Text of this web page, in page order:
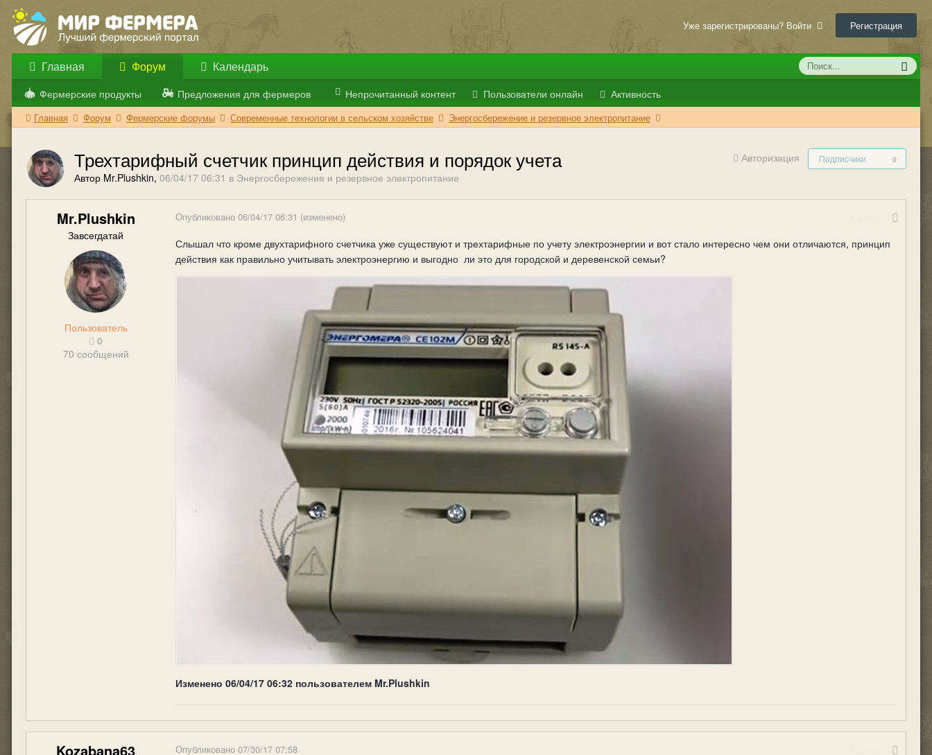
Уже зарегистрированы? Войти Регистрация
Главная Форум
Фермерские продукты Предложения для фермеров Непрочитанный контент Пользователи онлайн Активность
Календарь
Главная Форум Фермерские форумы Современные технологии в сельском хозяйстве Энергосбережение и резервное электропитание
Авторизация Подписчики 0
Трехтарифный счетчик принцип действия и порядок учета
Автор Mr.Plushkin, 06/04/17 06:31 в Энергосбережение и резервное электропитание
Mr.Plushkin
Завсегдатай
Пользователь
0
70 сообщений
Опубликовано 06/04/17 06:31 (изменено)
Слышал что кроме двухтарифного счетчика уже существуют и трехтарифные по учету электроэнергии и вот стало интересно чем они отличаются, принцип
действия как правильно учитывать электроэнергию и выгодно ли это для городской и деревенской семьи?
Изменено 06/04/17 06:32 пользователем Mr.Plushkin
Kozabana63 Опубликовано 07/30/17 07:58